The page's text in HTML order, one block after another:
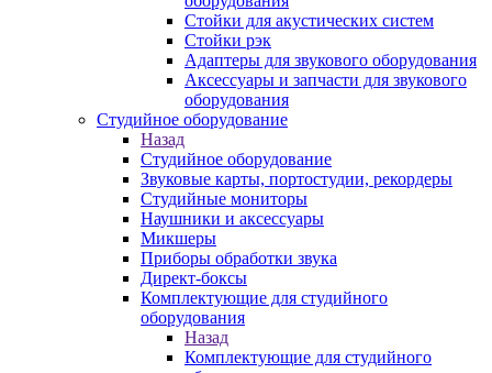
Стойки для акустических систем
Стойки рэк
Адаптеры для звукового оборудования
Аксессуары и запчасти для звукового
оборудования
Студийное оборудование
Назад
Студийное оборудование
Звуковые карты, портостудии, рекордеры
Студийные мониторы
Наушники и аксессуары
Микшеры
Приборы обработки звука
Директ-боксы
Комплектующие для студийного
оборудования
Назад
Комплектующие для студийного